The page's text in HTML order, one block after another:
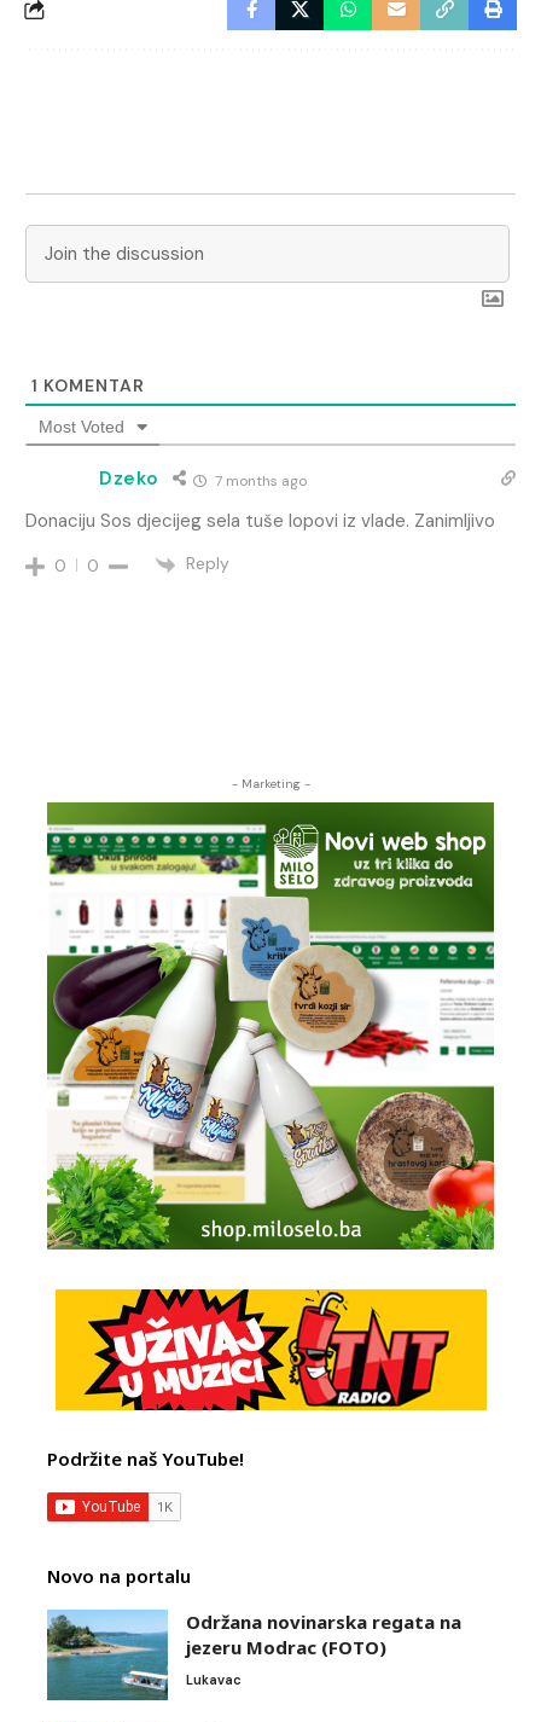
1 KOMENTAR
Most Voted
Dzeko 7 months ago
Donaciju Sos djecijeg sela tuše lopovi iz vlade. Zanimljivo
0 0 Reply
- Marketing -
Podržite naš YouTube!
Novo na portalu
Održana novinarska regata na
jezeru Modrac (FOTO)
Lukavac